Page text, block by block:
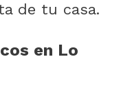
de tu casa.
en Lo